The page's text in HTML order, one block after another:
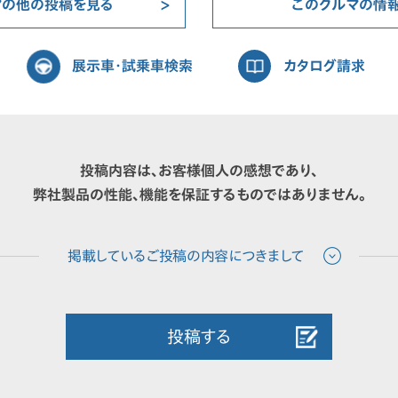
他の投稿を見る このクルマの情
展示車・試乗車検索 カタログ請求
投稿内容は、お客様個人の感想であり、
弊社製品の性能、機能を保証するものではありません。
投稿する